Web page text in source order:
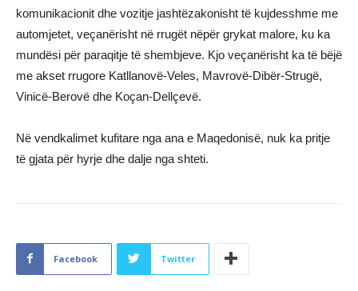
komunikacionit dhe vozitje jashtëzakonisht të kujdesshme me
automjetet, veçanërisht në rrugët nëpër grykat malore, ku ka
mundësi për paraqitje të shembjeve. Kjo veçanërisht ka të bëjë
me akset rrugore Katllanovë-Veles, Mavrovë-Dibër-Strugë,
Vinicë-Berovë dhe Koçan-Dellçevë.
Në vendkalimet kufitare nga ana e Maqedonisë, nuk ka pritje
të gjata për hyrje dhe dalje nga shteti.
Facebook Twitter